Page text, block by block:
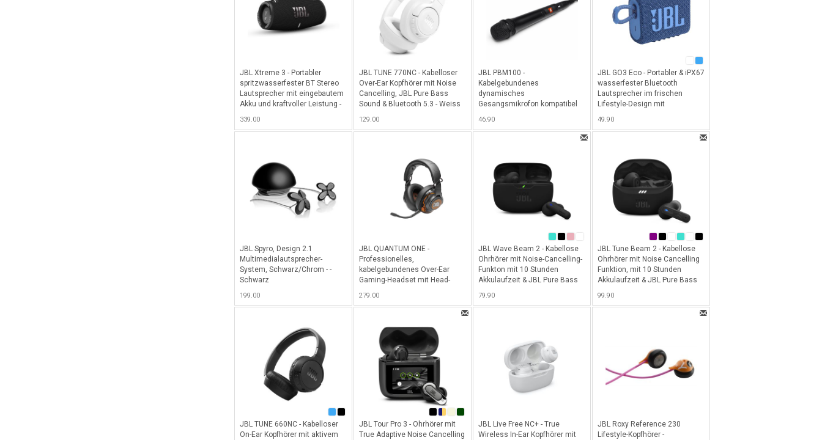
JBL Xtreme 3 - Portabler
spritzwasserfester BT Stereo
Lautsprecher mit eingebautem
Akku und kraftvoller Leistung -
339.00
JBL TUNE 770NC - Kabelloser
Over-Ear Kopfhörer mit Noise
Cancelling, JBL Pure Bass
Sound & Bluetooth 5.3 - Weiss
129.00
JBL PBM100 -
Kabelgebundenes
dynamisches
Gesangsmikrofon kompatibel
46.90
JBL GO3 Eco - Portabler & iPX67
wasserfester Bluetooth
Lautsprecher im frischen
Lifestyle-Design mit
49.90
JBL Spyro, Design 2.1
Multimedialautsprecher-
System, Schwarz/Chrom - -
Schwarz
199.00
JBL QUANTUM ONE -
Professionelles,
kabelgebundenes Over-Ear
Gaming-Headset mit Head-
QuantumSPHERE 360 -
279.00
JBL Wave Beam 2 - Kabellose
Ohrhörer mit Noise-Cancelling-
Funkton mit 10 Stunden
Akkulaufzeit & JBL Pure Bass
79.90
JBL Tune Beam 2 - Kabellose
Ohrhörer mit Noise Cancelling
Funktion, mit 10 Stunden
Akkulaufzeit & JBL Pure Bass
99.90
JBL TUNE 660NC - Kabelloser
On-Ear Kopfhörer mit aktivem
JBL Tour Pro 3 - Ohrhörer mit
True Adaptive Noise Cancelling
JBL Live Free NC+ - True
Wireless In-Ear Kopfhörer mit
JBL Roxy Reference 230
Lifestyle-Kopfhörer -